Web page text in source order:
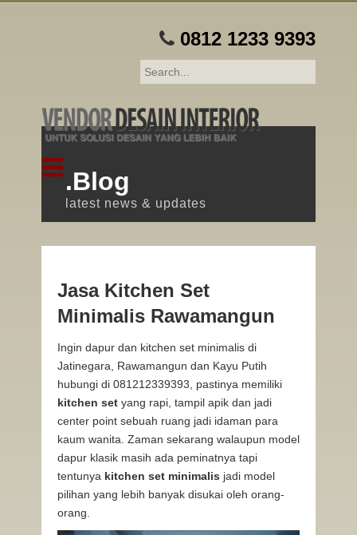
0812 1233 9393
.Blog
latest news & updates
Jasa Kitchen Set
Minimalis Rawamangun
Ingin dapur dan kitchen set minimalis di
Jatinegara, Rawamangun dan Kayu Putih
hubungi di 081212339393, pastinya memiliki
kitchen setyang rapi, tampil apik dan jadi
center point sebuah ruang jadi idaman para
kaum wanita. Zaman sekarang walaupun model
dapur klasik masih ada peminatnya tapi
tentunya kitchen set minimalis jadi model
pilihan yang lebih banyak disukai oleh orang-
orang.